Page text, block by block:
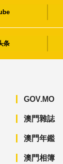
条
GOV.MO
澳門雜誌
澳門年鑑
澳門相簿